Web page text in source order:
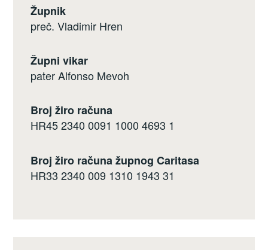
Župnik
preč. Vladimir Hren
Župni vikar
pater Alfonso Mevoh
Broj žiro računa
HR45 2340 0091 1000 4693 1
Broj žiro računa župnog Caritasa
HR33 2340 009 1310 1943 31